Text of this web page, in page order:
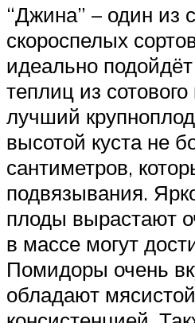
“Джина” – один из
скороспелых
идеально
теплиц из
лучший
высотой куста не
сантиметров,
подвязывания.
плоды вырастают
в массе могут
Помидоры очень
обладают